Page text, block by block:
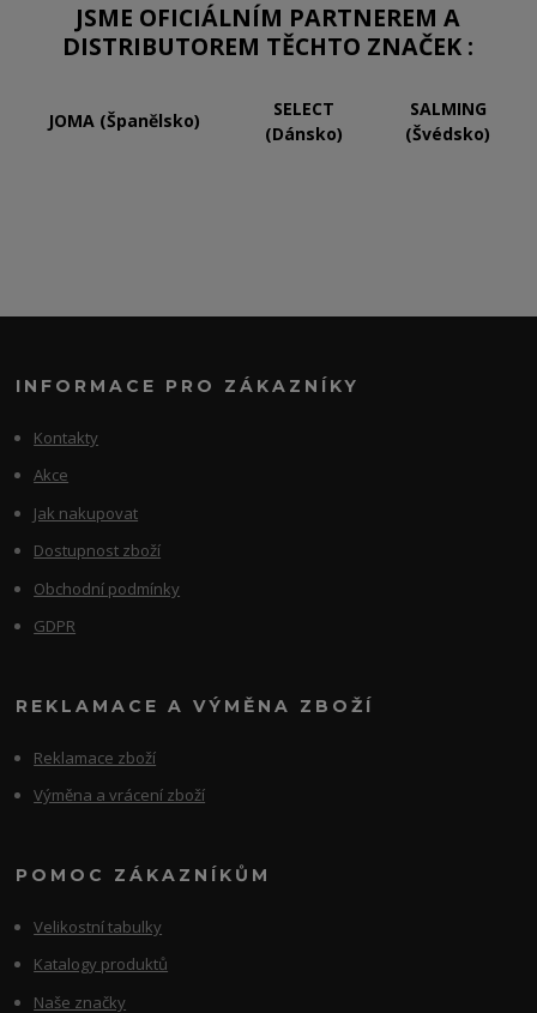
JSME OFICIÁLNÍM PARTNEREM A
DISTRIBUTOREM TĚCHTO ZNAČEK :
JOMA (Španělsko)
SELECT
(Dánsko)
SALMING
(Švédsko)
INFORMACE PRO ZÁKAZNÍKY
Kontakty
Akce
Jak nakupovat
Dostupnost zboží
Obchodní podmínky
GDPR
REKLAMACE A VÝMĚNA ZBOŽÍ
Reklamace zboží
Výměna a vrácení zboží
POMOC ZÁKAZNÍKŮM
Velikostní tabulky
Katalogy produktů
Naše značky